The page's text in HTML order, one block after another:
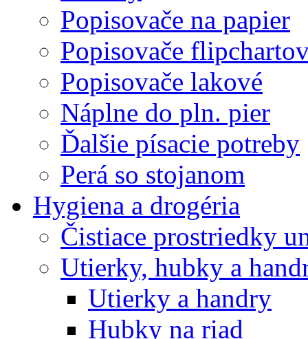
Popisovače na papier
Popisovače
Popisovače lakové
Náplne do pln. pier
Ďalšie písacie potreby
Perá so stojanom
Hygiena a drogéria
Čistiace prostriedky
Utierky, hubky a
Utierky a handry
Hubky na riad